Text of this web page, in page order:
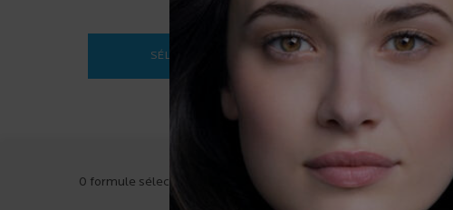
SÉLECTIONNER SÉRUM PURE VITAMIN C12 10 ML
0 formule sélectionnées